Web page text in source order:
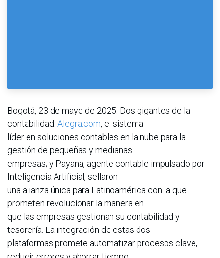
Bogotá, 23 de mayo de 2025. Dos gigantes de la
contabilidad: Alegra.com, el sistema
líder en soluciones contables en la nube para la
gestión de pequeñas y medianas
empresas; y Payana, agente contable impulsado por
Inteligencia Artificial, sellaron
una alianza única para Latinoamérica con la que
prometen revolucionar la manera en
que las empresas gestionan su contabilidad y
tesorería. La integración de estas dos
plataformas promete automatizar procesos clave,